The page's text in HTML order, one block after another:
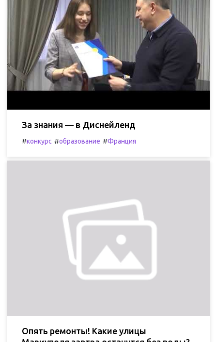
За знания — в Диснейленд
#конкурс #образование #Франция
Опять ремонты! Какие улицы